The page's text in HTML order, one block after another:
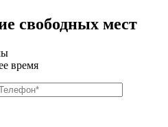
свободных мест
время